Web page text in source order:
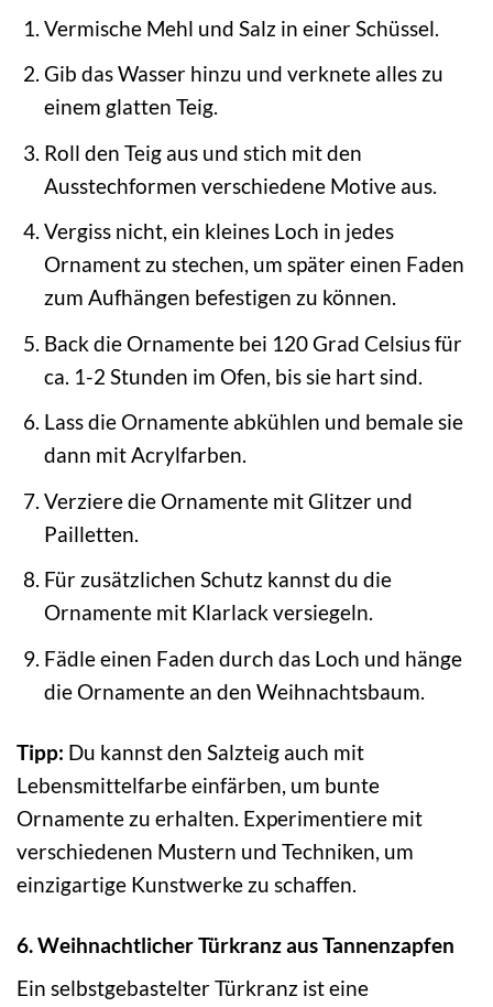
Vermische Mehl und Salz in einer Schüssel.
Gib das Wasser hinzu und verknete alles zu
einem glatten Teig.
Roll den Teig aus und stich mit den
Ausstechformen verschiedene Motive aus.
Vergiss nicht, ein kleines Loch in jedes
Ornament zu stechen, um später einen Faden
zum Aufhängen befestigen zu können.
Back die Ornamente bei 120 Grad Celsius für
ca. 1-2 Stunden im Ofen, bis sie hart sind.
Lass die Ornamente abkühlen und bemale sie
dann mit Acrylfarben.
Verziere die Ornamente mit Glitzer und
Pailletten.
Für zusätzlichen Schutz kannst du die
Ornamente mit Klarlack versiegeln.
Fädle einen Faden durch das Loch und hänge
die Ornamente an den Weihnachtsbaum.
Tipp: Du kannst den Salzteig auch mit
Lebensmittelfarbe einfärben, um bunte
Ornamente zu erhalten. Experimentiere mit
verschiedenen Mustern und Techniken, um
einzigartige Kunstwerke zu schaffen.
6. Weihnachtlicher Türkranz aus Tannenzapfen
Ein selbstgebastelter Türkranz ist eine